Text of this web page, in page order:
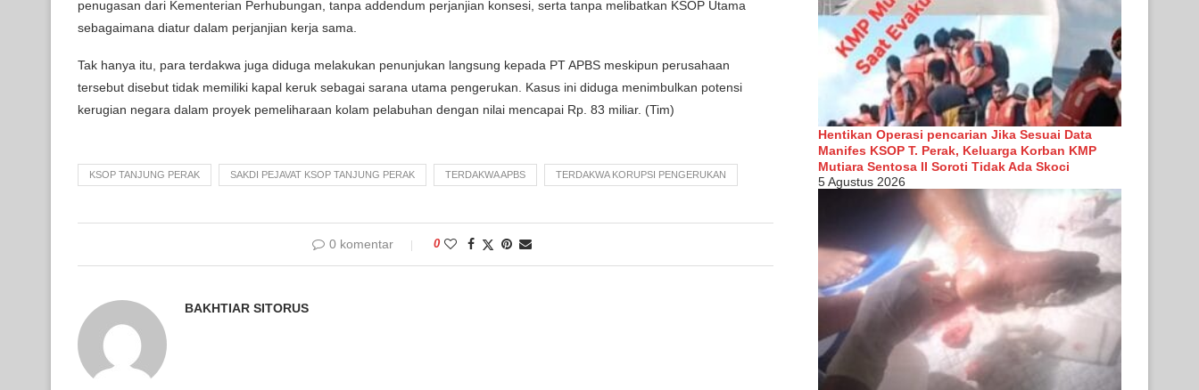
penugasan dari Kementerian Perhubungan, tanpa addendum perjanjian konsesi, serta tanpa melibatkan KSOP Utama
sebagaimana diatur dalam perjanjian kerja sama.
Tak hanya itu, para terdakwa juga diduga melakukan penunjukan langsung kepada PT APBS meskipun perusahaan
tersebut disebut tidak memiliki kapal keruk sebagai sarana utama pengerukan. Kasus ini diduga menimbulkan potensi
kerugian negara dalam proyek pemeliharaan kolam pelabuhan dengan nilai mencapai Rp. 83 miliar. (Tim)
KSOP TANJUNG PERAK SAKDI PEJAVAT KSOP TANJUNG PERAK TERDAKWA APBS TERDAKWA KORUPSI PENGERUKAN
0 komentar 0
BAKHTIAR SITORUS
Hentikan Operasi pencarian Jika Sesuai Data
Manifes KSOP T. Perak, Keluarga Korban KMP
Mutiara Sentosa II Soroti Tidak Ada Skoci
5 Agustus 2026